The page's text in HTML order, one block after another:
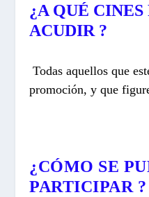
¿A QUÉ
ACUDIR ?
Todas aquellos que
promoción, y que
¿CÓMO SE
PARTICIPAR ?